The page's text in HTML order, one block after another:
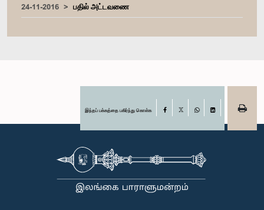
24-11-2016 பதில் அட்டவணை
இந்தப் பக்கத்தை பகிர்ந்து கொள்க Facebook